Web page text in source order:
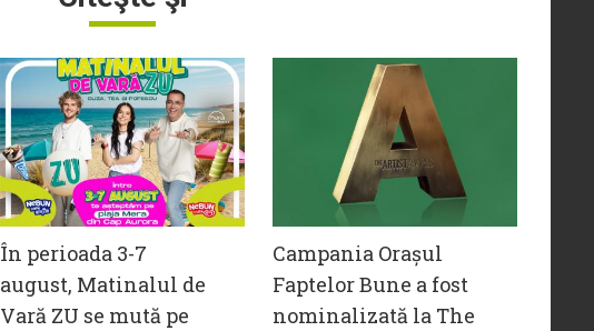
În perioada 3-7
august, Matinalul de
Vară ZU se mută pe
Campania Orașul
Faptelor Bune a fost
nominalizată la The